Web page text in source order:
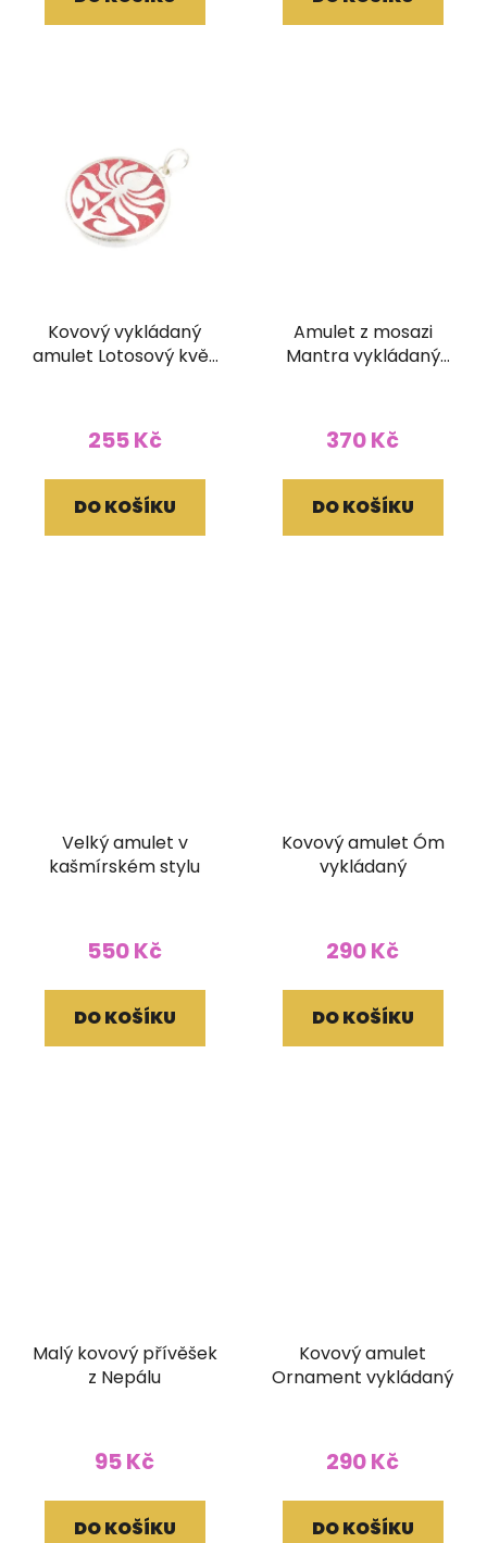
Kovový vykládaný
amulet Lotosový květ
255 Kč
DO KOŠÍKU
Amulet z mosazi
Mantra vykládaný
370 Kč
DO KOŠÍKU
Velký amulet v
kašmírském stylu
550 Kč
DO KOŠÍKU
Kovový amulet Óm
vykládaný
290 Kč
DO KOŠÍKU
Malý kovový přívěšek
z Nepálu
95 Kč
DO KOŠÍKU
Kovový amulet
Ornament vykládaný
290 Kč
DO KOŠÍKU